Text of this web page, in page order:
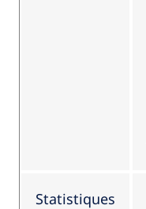
Statistiques